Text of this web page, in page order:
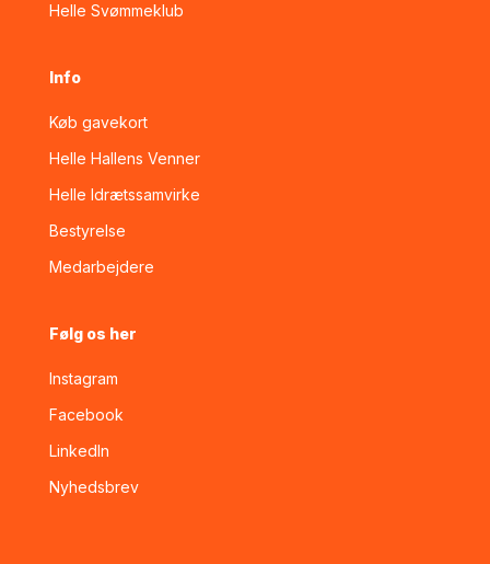
Helle Svømmeklub
Info
Køb gavekort
Helle Hallens Venner
Helle Idrætssamvirke
Bestyrelse
Medarbejdere
Følg os her
Instagram
Facebook
LinkedIn
Nyhedsbrev